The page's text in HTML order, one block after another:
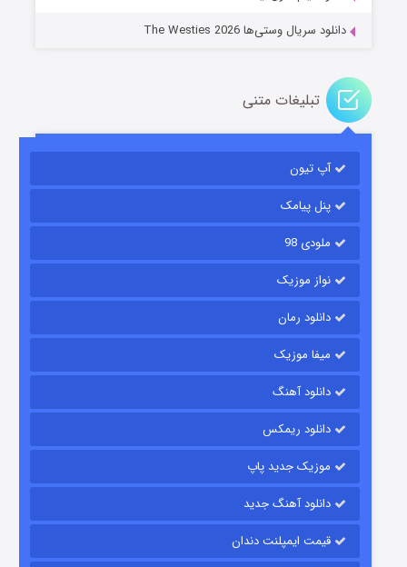
مردگان متحرک: شهر مرده ۳
قسمت
دانلود سریال وستی‌ها The Westies 2026
تبلیغات متنی
آپ تیون
پنل پیامک
ملودی 98
نواز موزیک
دانلود رمان
میفا موزیک
دانلود آهنگ
دانلود ریمکس
موزیک جدید پاپ
دانلود آهنگ جدید
قیمت ایمپلنت دندان